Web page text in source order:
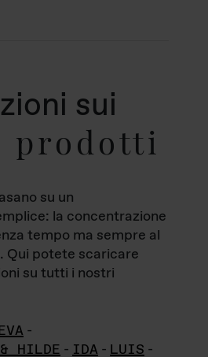
sui
prodotti
su un
la concentrazione
tempo ma sempre al
Qui potete scaricare
su tutti i nostri
-
HILDE - IDA - LUIS -